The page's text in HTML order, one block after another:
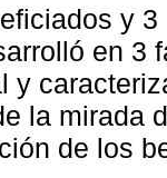
y
en 3
y
la mirada
de los